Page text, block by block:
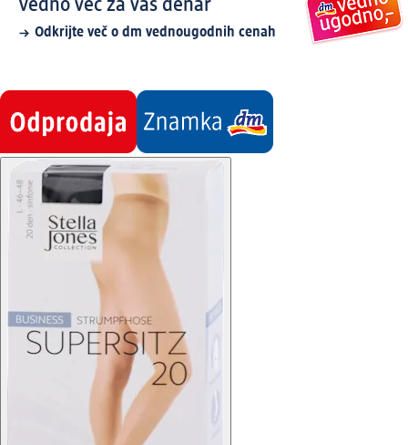
Vedno več za vaš denar
Odkrijte več o dm vednougodnih cenah